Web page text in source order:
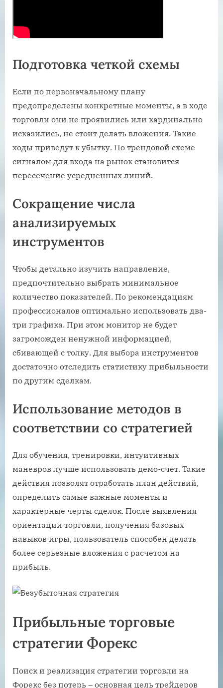
Подготовка четкой схемы
Если по первоначальному плану
предопределены конкретные моменты, а в ходе
торговли они не проявились или кардинально
исказились, не стоит делать вложения. Такие
ходы приведут к убытку. По трендовой схеме
сигналом для входа на рынок становится
пересечение усредненных линий.
Сокращение числа
анализируемых
инструментов
Чтобы детально изучить направление,
предпочтительно выбрать минимальное
количество показателей. По рекомендациям
профессионалов оптимально использовать два-
три графика. При этом монитор не будет
загроможден ненужной информацией,
сбивающей с толку. Для выбора инструментов
достаточно отследить статистику прибыльности
по другим сделкам.
Использование методов в
соответствии со стратегией
Для обучения, тренировки, интуитивных
маневров лучше использовать демо-счет. Такие
действия позволят отработать план действий,
определить самые важные моменты и
характерные черты сделок. После выявления
ориентации торговли, получения базовых
навыков игры, пользователь способен делать
более серьезные вложения с расчетом на
прибыль.
Прибыльные торговые
стратегии Форекс
Поиск и реализация стратегии торговли на
Форекс без потерь – основная цель трейдеров